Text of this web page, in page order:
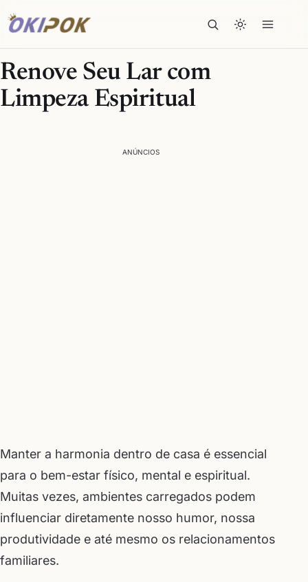
Renove Seu Lar com
Limpeza Espiritual
ANÚNCIOS
Manter a harmonia dentro de casa é essencial
para o bem-estar físico, mental e espiritual.
Muitas vezes, ambientes carregados podem
influenciar diretamente nosso humor, nossa
produtividade e até mesmo os relacionamentos
familiares.